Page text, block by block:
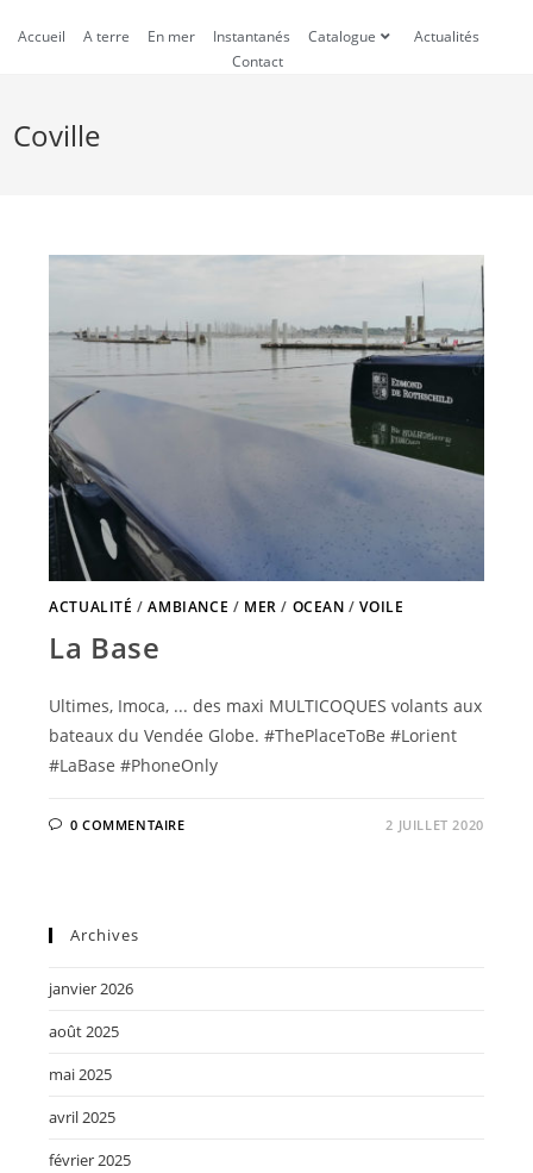
Accueil A terre En mer Instantanés Catalogue
Actualités
Contact
Coville
ACTUALITÉ /AMBIANCE / MER / OCEAN /VOILE
La Base
Ultimes, Imoca, ... des maxi MULTICOQUES volants aux
bateaux du Vendée Globe. #ThePlaceToBe #Lorient
#LaBase #PhoneOnly
0 COMMENTAIRE 2 JUILLET 2020
Archives
janvier 2026
août 2025
mai 2025
avril 2025
février 2025